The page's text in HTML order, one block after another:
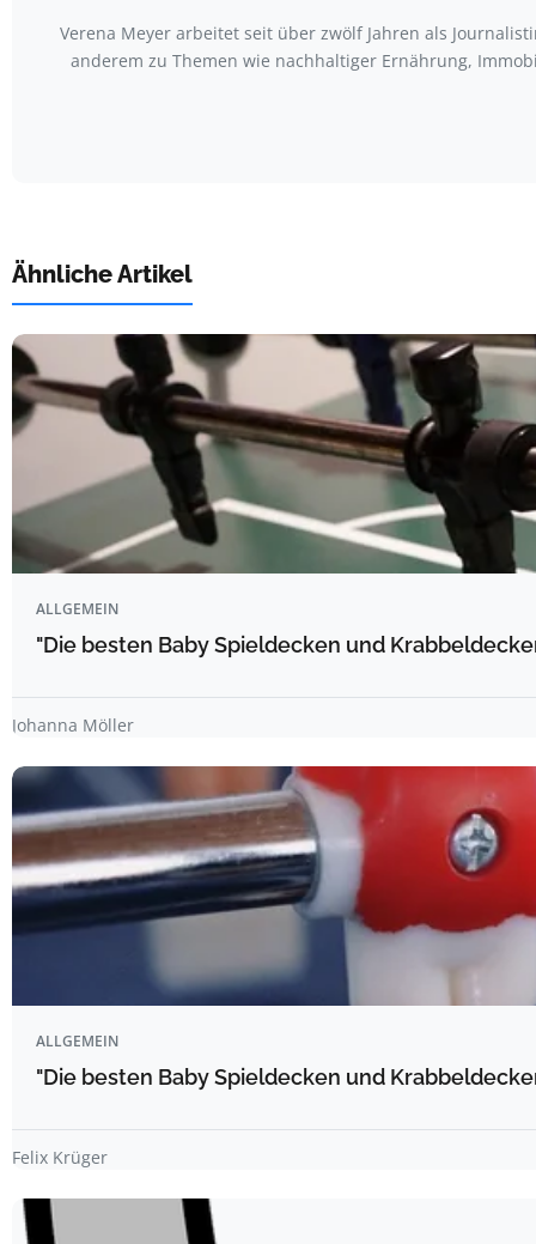
Verena Meyer arbeitet seit über zwölf Jahren als
anderem zu Themen wie nachhaltiger Ernährung,
Ähnliche Artikel
ALLGEMEIN
"Die besten Baby Spieldecken und
Johanna Möller
ALLGEMEIN
"Die besten Baby Spieldecken und
Felix Krüger